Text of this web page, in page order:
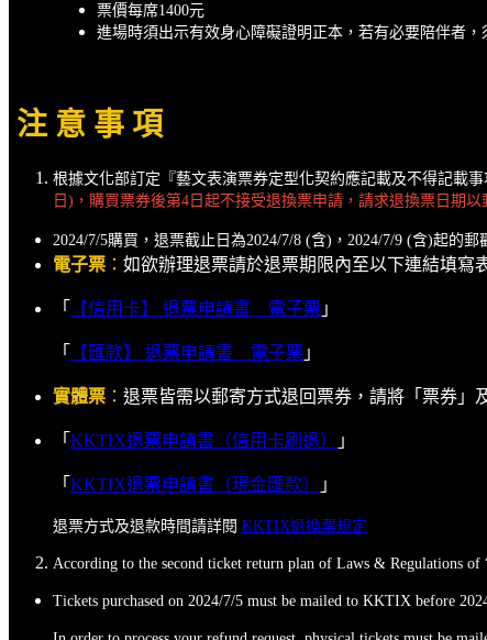
票價每席1400元
進場時須出示有效身心障礙證明正本，若有必要陪伴者
注 意 事 項
根據文化部訂定『藝文表演票券定型化契約應記載及不得記載
日)，購買票券後第4日起不接受退換票申請，請求退換票日期
2024/7/5購買，退票截止日為2024/7/8 (含)，2024/7/9 (含)起的郵
電子票 ： 如欲辦理退票請於退票期限內至以下連結填寫
「 【信用卡】 退票申請書 _ 電子票 」
「 【匯款】 退票申請書 _ 電子票 」
實體票 ： 退票皆需以郵寄方式退回票券，請將「票券」
「 KKTIX退票申請書（信用卡刷退） 」
「 KKTIX退票申請書（現金匯款） 」
退票方式及退款時間請詳閱 KKTIX退換票規定
According to the second ticket return plan of Laws & Regulations
Tickets purchased on 2024/7/5 must be mailed to KKTIX before